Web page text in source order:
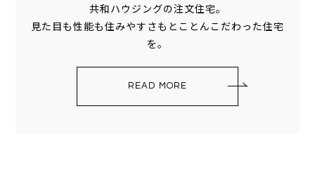
共和ハウジングの注文住宅。
見た目も性能も住みやすさもとことんこだわった住宅
を。
READ MORE